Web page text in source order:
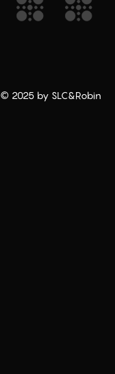
© 2025 by SLC&Robin